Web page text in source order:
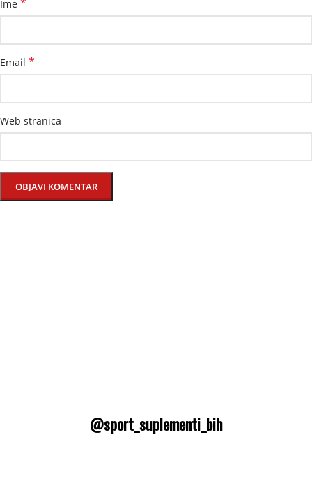
Ime *
Email *
Web stranica
@sport_suplementi_bih